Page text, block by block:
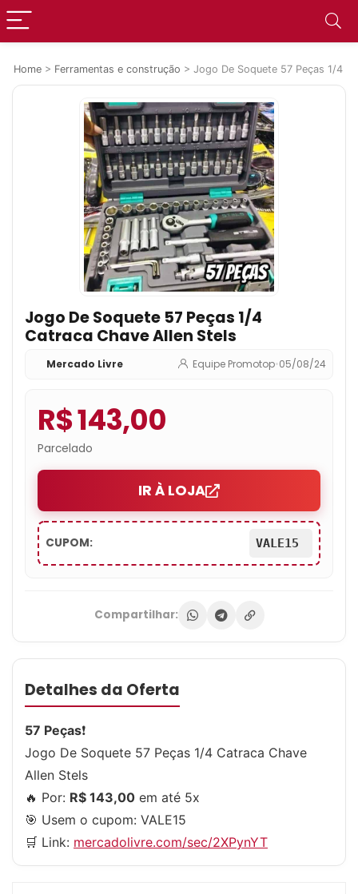
Home > Ferramentas e construção > Jogo De Soquete 57 Peças 1/4
Jogo De Soquete 57 Peças 1/4
Catraca Chave Allen Stels
Mercado Livre Equipe Promotop•05/08/24
R$ 143,00
Parcelado
IR À LOJA
CUPOM: VALE15
Compartilhar:
Detalhes da Oferta
57 Peças❗
Jogo De Soquete 57 Peças 1/4 Catraca Chave
Allen Stels
🔥 Por: R$ 143,00 em até 5x
🎯 Usem o cupom: VALE15
🛒 Link: mercadolivre.com/sec/2XPynYT